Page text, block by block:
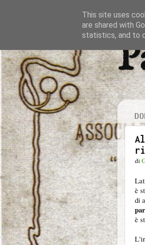
di
è
di
è
This site uses
are shared with
statistics, and to